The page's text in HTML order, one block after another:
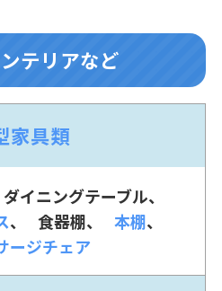
テリアなど
家具類
ダイニングテーブル
食器棚
本棚
ージチェア